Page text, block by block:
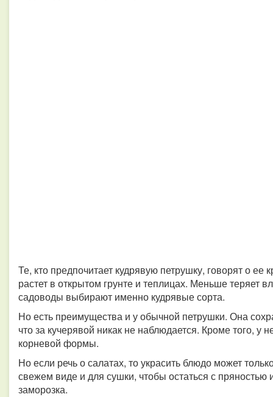
Те, кто предпочитает кудрявую петрушку, говорят о ее
растет в открытом грунте и теплицах. Меньше теряет
садоводы выбирают именно кудрявые сорта.
Но есть преимущества и у обычной петрушки. Она
что за кучерявой никак не наблюдается. Кроме того, у
корневой формы.
Но если речь о салатах, то украсить блюдо может
свежем виде и для сушки, чтобы остаться с
заморозка.